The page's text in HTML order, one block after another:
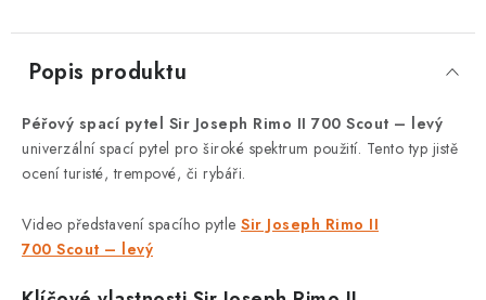
Popis produktu
Péřový spací pytel Sir Joseph Rimo II 700 Scout – levý
univerzální spací pytel pro široké spektrum použití. Tento typ jistě
ocení turisté, trempové, či rybáři.
Video představení spacího pytle Sir Joseph Rimo II
700 Scout – levý